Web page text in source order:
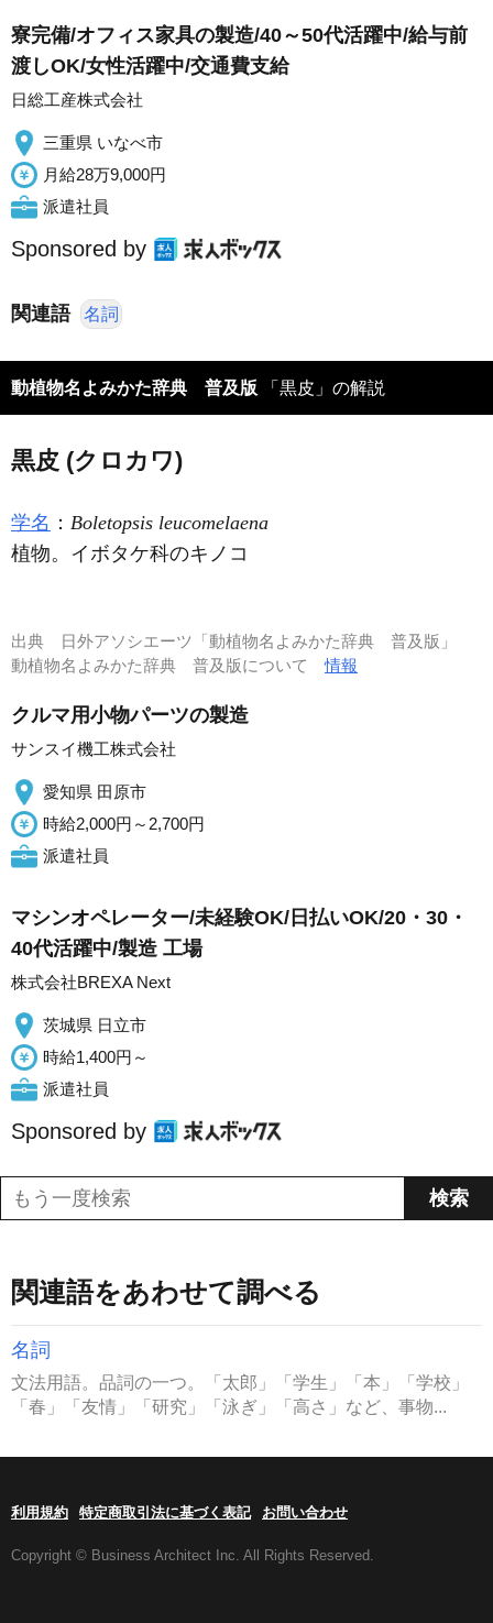
寮完備/オフィス家具の製造/40～50代活躍中/給与前
渡しOK/女性活躍中/交通費支給
日総工産株式会社
三重県 いなべ市
月給28万9,000円
派遣社員
Sponsored by
関連語 名詞
動植物名よみかた辞典 普及版 「黒皮」の解説
黒皮 (クロカワ)
学名 ： Boletopsis leucomelaena
植物。イボタケ科のキノコ
出典
日外アソシエーツ「動植物名よみかた辞典 普及版」
動植物名よみかた辞典 普及版について情報
クルマ用小物パーツの製造
サンスイ機工株式会社
愛知県 田原市
時給2,000円～2,700円
派遣社員
マシンオペレーター/未経験OK/日払いOK/20・30・
40代活躍中/製造 工場
株式会社BREXA Next
茨城県 日立市
時給1,400円～
派遣社員
Sponsored by
関連語をあわせて調べる
名詞
文法用語。品詞の一つ。「太郎」「学生」「本」「学校」
「春」「友情」「研究」「泳ぎ」「高さ」など、事物...
利用規約 特定商取引法に基づく表記 お問い合わせ
Copyright © Business Architect Inc. All Rights Reserved.